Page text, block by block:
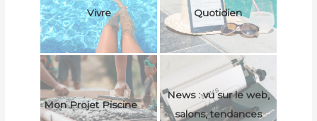
Vivre
Quotidien
Mon Projet Piscine
News : vu sur le web,
salons, tendances